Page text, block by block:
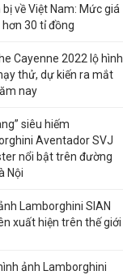
về Việt Nam: Mức giá
hơn 30 tỉ đồng
Cayenne 2022 lộ hình
thử, dự kiến ra mắt
nay
siêu hiếm
Aventador SVJ
nổi bật trên đường
Nội
Lamborghini SIAN
xuất hiện trên thế giới
ảnh Lamborghini